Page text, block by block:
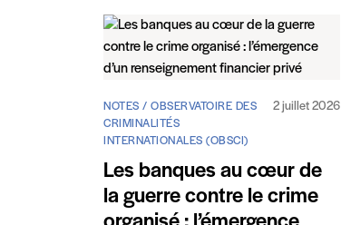
NOTES / OBSERVATOIRE DES
CRIMINALITÉS
INTERNATIONALES (OBSCI)
2 juillet 2026
Les banques au cœur de
la guerre contre le crime